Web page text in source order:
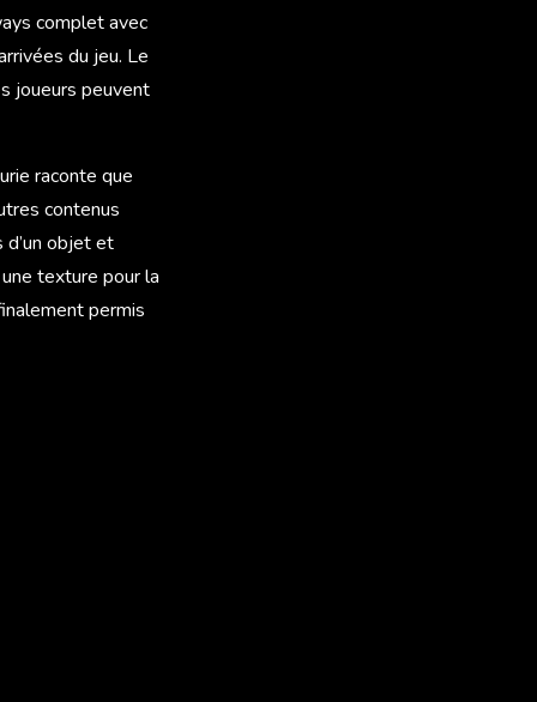
complet avec
du jeu. Le
joueurs peuvent
raconte que
contenus
d’un objet et
texture pour la
permis